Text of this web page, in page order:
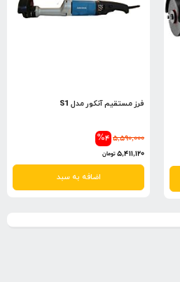
فرز مستقیم آنکور مدل S1
%4 5,590,000
5,411,120تومان
اضافه به سبد